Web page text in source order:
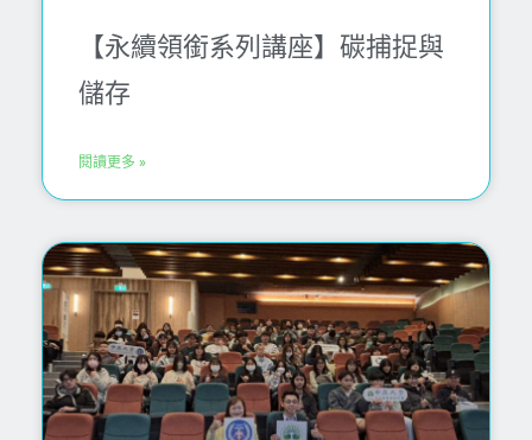
【永續領銜系列講座】碳捕捉與
儲存
閱讀更多 »